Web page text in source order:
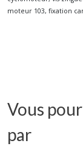
moteur 103, fixation
Vous
par